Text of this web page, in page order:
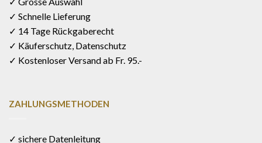
✓ Schnelle Lieferung
✓ 14 Tage Rückgaberecht
✓ Käuferschutz, Datenschutz
✓ Kostenloser Versand ab Fr. 95.-
ZAHLUNGSMETHODEN
✓ sichere Datenleitung